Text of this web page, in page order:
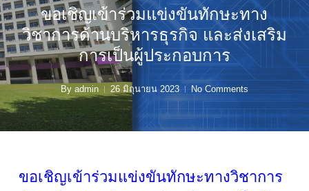
ขอเชิญเข้าร่วมแข่งขันทักษะทาง
วิชาการด้านบริหารธุรกิจ และส่งเสริม
การเป็นผู้ประกอบการ
By admin 26 มิถุนายน 2023 No Comments
ขอเชิญเข้าร่วมแข่งขันทักษะทางวิชาการ